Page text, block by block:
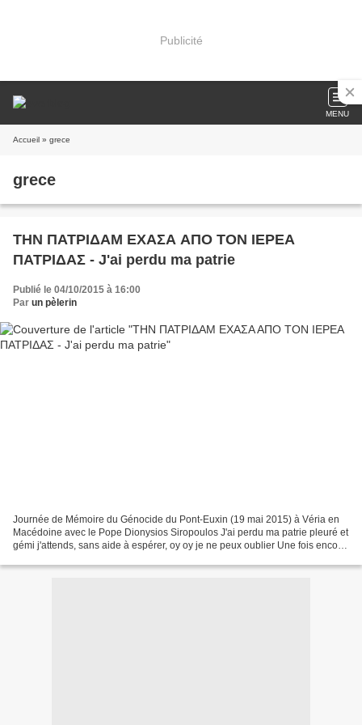
Publicité
MENU
Accueil » grece
grece
ΤΗΝ ΠΑΤΡΙΔΑΜ ΕΧΑΣΑ ΑΠΟ ΤΟΝ ΙΕΡΕΑ
ΠΑΤΡΙΔΑΣ - J'ai perdu ma patrie
Publié le 04/10/2015 à 16:00
Par un pèlerin
Journée de Mémoire du Génocide du Pont-Euxin (19 mai 2015) à Véria en
Macédoine avec le Pope Dionysios Siropoulos J'ai perdu ma patrie pleuré et
gémi j'attends, sans aide à espérer, oy oy je ne peux oublier Une fois encore